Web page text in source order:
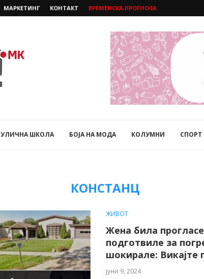
МАРКЕТИНГ КОНТАКТ ВРЕМЕНСКА ПРОГНОЗА
УЛИЧНА ШКОЛА БОЈА НА МОДА КОЛУМНИ СПОРТ
КОНСТАНЦ
ЖИВОТ
Жена била
подготвиле за
шокирале: Викајте
јуни 9, 2024